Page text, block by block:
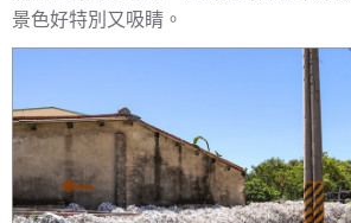
景色好特別又吸睛。